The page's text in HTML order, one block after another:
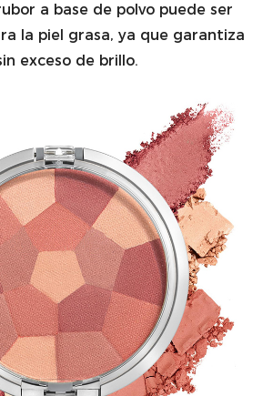
a base de polvo puede ser
la piel grasa, ya que garantiza
exceso de brillo.